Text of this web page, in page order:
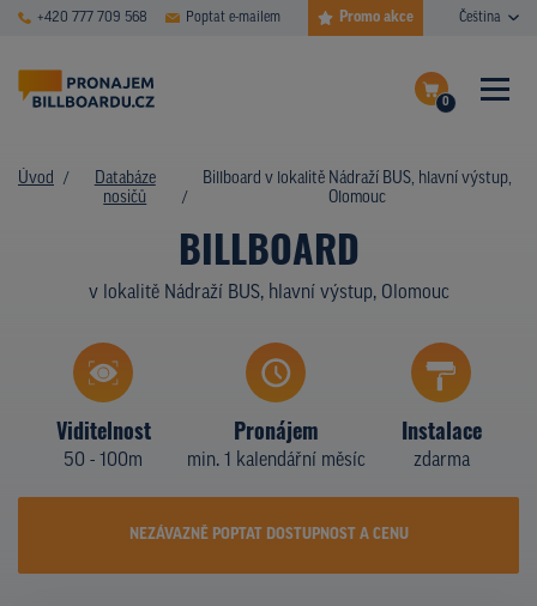
+420 777 709 568 Poptat e-mailem Promo akce Čeština
0
Dokončit poptávku
ČASTÉ DOTAZY
PLOCHY V AKCI
TYPY NOSIČŮ
Z PRAXE
Úvod
Databáze
nosičů
Billboard v lokalitě Nádraží BUS, hlavní výstup,
Olomouc
BILLBOARD
v lokalitě Nádraží BUS, hlavní výstup, Olomouc
Viditelnost
50 - 100m
Pronájem
min. 1 kalendářní měsíc
Instalace
zdarma
NEZÁVAZNĚ POPTAT DOSTUPNOST A CENU